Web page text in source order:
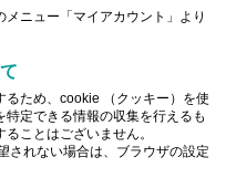
ニュー「マイアカウント」より
るため、cookie （クッキー）を使
定できる情報の収集を行えるも
ことはございません。
されない場合は、ブラウザの設定